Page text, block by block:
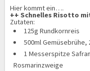
Hier kommt ein….
++ Schnelles Risotto
Zutaten:
125g Rundkornreis
500ml Gemüsebrühe,
1 Messerspitze
Rosmarinzweige